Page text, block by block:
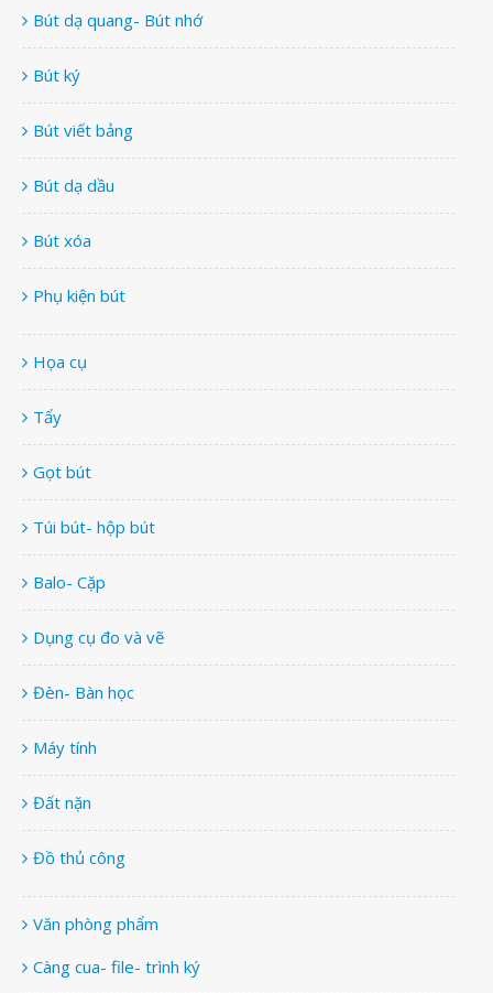
Bút dạ quang- Bút nhớ
Bút ký
Bút viết bảng
Bút dạ dầu
Bút xóa
Phụ kiện bút
Họa cụ
Tẩy
Gọt bút
Túi bút- hộp bút
Balo- Cặp
Dụng cụ đo và vẽ
Đèn- Bàn học
Máy tính
Đất nặn
Đồ thủ công
Văn phòng phẩm
Càng cua- file- trình ký